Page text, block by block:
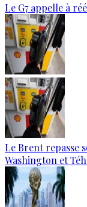
Le G7 appelle à
Le Brent repasse
Washington et